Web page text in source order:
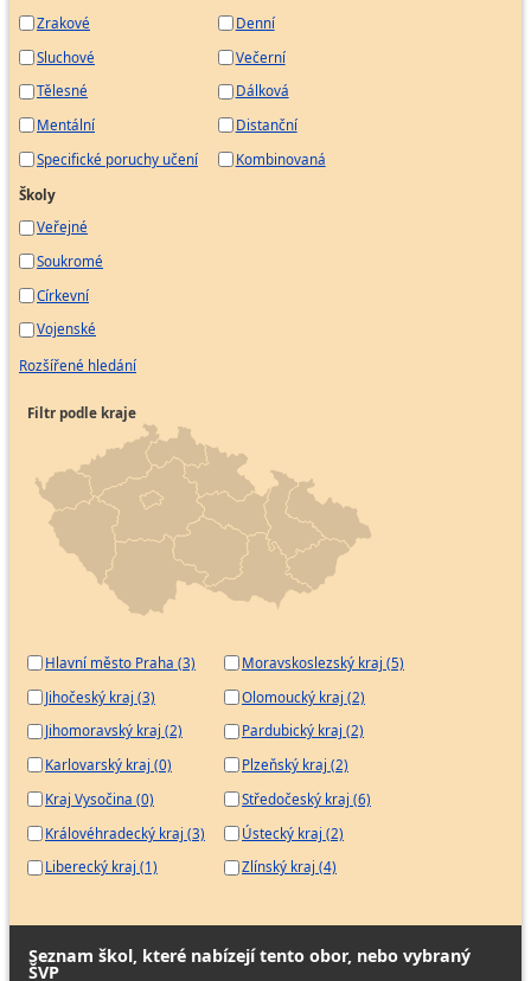
Zrakové
Sluchové
Tělesné
Mentální
Specifické poruchy učení
Denní
Večerní
Dálková
Distanční
Kombinovaná
Školy
Veřejné
Soukromé
Církevní
Vojenské
Rozšířené hledání
Filtr podle kraje
Hlavní město Praha (3)
Jihočeský kraj (3)
Jihomoravský kraj (2)
Karlovarský kraj (0)
Kraj Vysočina (0)
Královéhradecký kraj (3)
Liberecký kraj (1)
Moravskoslezský kraj (5)
Olomoucký kraj (2)
Pardubický kraj (2)
Plzeňský kraj (2)
Středočeský kraj (6)
Ústecký kraj (2)
Zlínský kraj (4)
Seznam škol, které nabízejí tento obor, nebo vybraný
ŠVP